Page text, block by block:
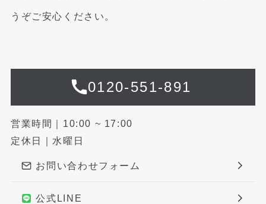
うぞご安心ください。
0120-551-891
営業時間｜10:00 ~ 17:00
定休日｜水曜日
お問い合わせフォーム
公式LINE